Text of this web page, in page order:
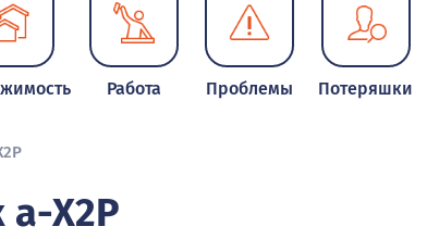
Работа Проблемы Потеряшки
X2P